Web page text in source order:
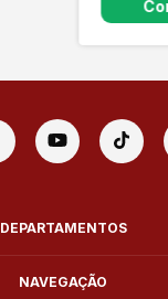
DEPARTAMENTOS
NAVEGAÇÃO